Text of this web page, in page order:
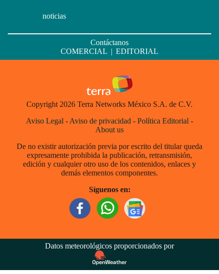
noticias
Contáctanos
COMERCIAL | EDITORIAL
Copyright 2026 Terra Networks México S.A. de C.V.
Aviso Legal - Aviso de privacidad - Política Editorial -
About us
De no existir autorización previa por escrito del titular queda
expresamente prohibida la publicación, retransmisión,
edición y cualquier otro uso de los contenidos, enlaces y
demás elementos componentes.
Síguenos en:
Datos meteorológicos proporcionados por